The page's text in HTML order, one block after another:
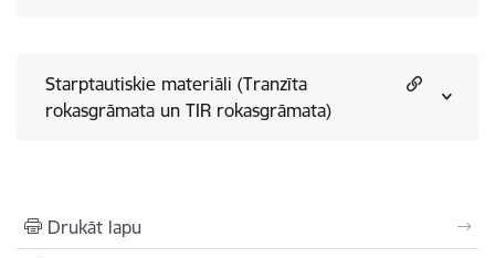
Starptautiskie materiāli (Tranzīta
rokasgrāmata un TIR rokasgrāmata)
Drukāt lapu